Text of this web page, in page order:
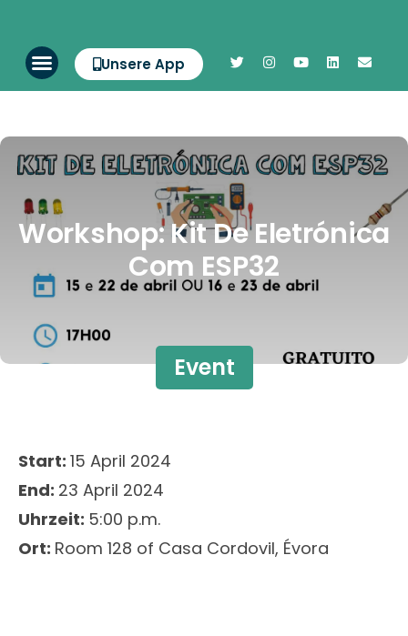
Unsere App
Workshop: Kit De Eletrónica
Com ESP32
Event
Start: 15 April 2024
End: 23 April 2024
Uhrzeit: 5:00 p.m.
Ort: Room 128 of Casa Cordovil, Évora